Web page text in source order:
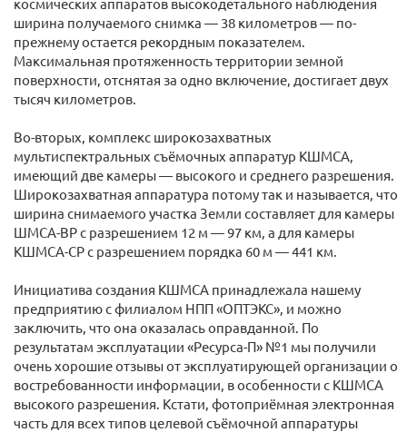
ширина получаемого снимка — 38 километров — по-
прежнему остается рекордным показателем.
Максимальная протяженность территории земной
поверхности, отснятая за одно включение, достигает двух
тысяч километров.
Во-вторых, комплекс широкозахватных
мультиспектральных съёмочных аппаратур КШМСА,
имеющий две камеры — высокого и среднего разрешения.
Широкозахватная аппаратура потому так и называется, что
ширина снимаемого участка Земли составляет для камеры
ШМСА-ВР с разрешением 12 м — 97 км, а для камеры
КШМСА-СР с разрешением порядка 60 м — 441 км.
Инициатива создания КШМСА принадлежала нашему
предприятию с филиалом НПП «ОПТЭКС», и можно
заключить, что она оказалась оправданной. По
результатам эксплуатации «Ресурса-П» №1 мы получили
очень хорошие отзывы от эксплуатирующей организации о
востребованности информации, в особенности с КШМСА
высокого разрешения. Кстати, фотоприёмная электронная
часть для всех типов целевой съёмочной аппаратуры